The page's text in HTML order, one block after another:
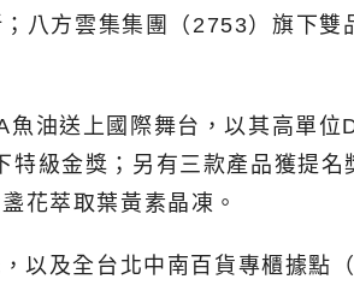
八方雲集集團（2753）旗下雙
油送上國際舞台，以其高單
級金獎；另有三款產品獲提
花萃取葉黃素晶凍。
以及全台北中南百貨專櫃據點